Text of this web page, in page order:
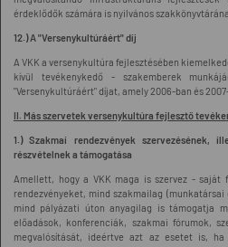
érdeklődők számára is nyilvános
12.) A "Versenykultúráért" díj
A VKK a versenykultúra fejlesztésében
kívül tevékenykedő - szakemberek
"Versenykultúráért" díjat, amely 2006-ban és
II. Más szervetek versenykultúra fejlesztő
1.) Szakmai rendezvények szervezésének,
részvételnek a támogatása
Amellett, hogy a VKK maga is szervez - saját
rendezvényeket, mind szakmailag
mind pályázati úton anyagilag is támogatja
előadások, konferenciák, szakmai fórumok,
megvalósítását, ideértve azt az esetet is,